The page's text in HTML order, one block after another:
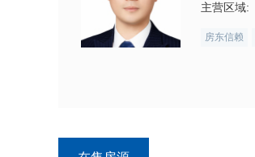
主营区域:
房东信赖